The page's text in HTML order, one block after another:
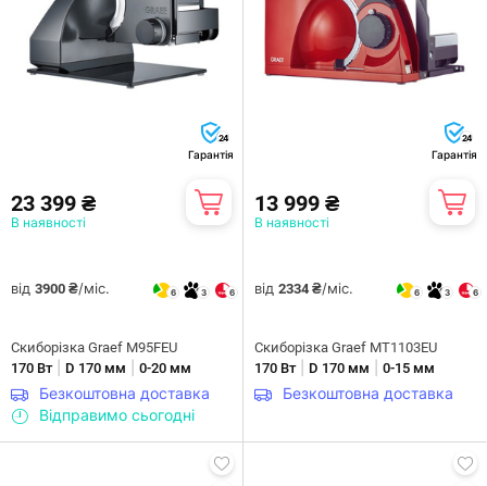
24
Гарантія
23 399 ₴
В наявності
від 3900 ₴/міс. 6 3 6
Скиборізка Graef M95FEU
170 Вт| D 170 мм 0-20 мм
Безкоштовна доставка
Відправимо сьогодні
24
Гарантія
13 999 ₴
В наявності
від 2334 ₴/міс. 6 3 6
Скиборізка Graef MT1103EU
170 Вт| D 170 мм 0-15 мм
Безкоштовна доставка